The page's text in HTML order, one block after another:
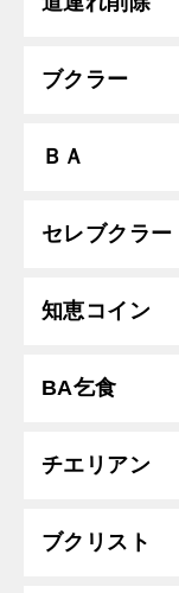
ブクラー
ＢＡ
セレブクラー
知恵コイン
BA乞食
チエリアン
ブクリスト